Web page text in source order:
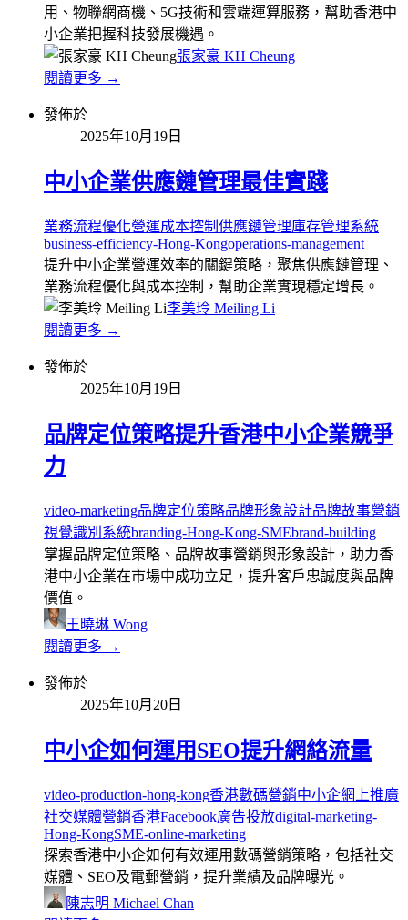
用、物聯網商機、5G技術和雲端運算服務，幫助香港中
小企業把握科技發展機遇。
張家豪 KH Cheung
閱讀更多 →
發佈於
2025年10月19日
中小企業供應鏈管理最佳實踐
業務流程優化營運成本控制 供應鏈管理庫存管理系統
business-efficiency-Hong-Kongoperations-management
提升中小企業營運效率的關鍵策略，聚焦供應鏈管理、
業務流程優化與成本控制，幫助企業實現穩定增長。
李美玲 Meiling Li
閱讀更多 →
發佈於
2025年10月19日
品牌定位策略提升香港中小企業競爭
力
video-marketing品牌定位策略品牌形象設計品牌故事營銷
視覺識別系統branding-Hong-Kong-SMEbrand-building
掌握品牌定位策略、品牌故事營銷與形象設計，助力香
港中小企業在市場中成功立足，提升客戶忠誠度與品牌
價值。
王曉琳 Wong
閱讀更多 →
發佈於
2025年10月20日
中小企如何運用SEO提升網絡流量
video-production-hong-kong香港數碼營銷中小企網上推廣
社交媒體營銷香港Facebook廣告投放digital-marketing-
Hong-KongSME-online-marketing
探索香港中小企如何有效運用數碼營銷策略，包括社交
媒體、SEO及電郵營銷，提升業績及品牌曝光。
陳志明 Michael Chan